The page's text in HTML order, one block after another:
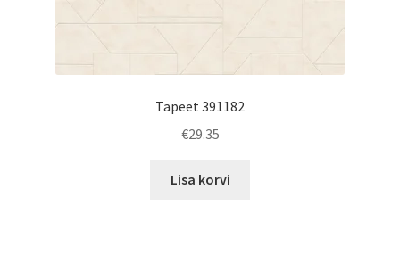
Tapeet 391182
€29.35
Lisa korvi